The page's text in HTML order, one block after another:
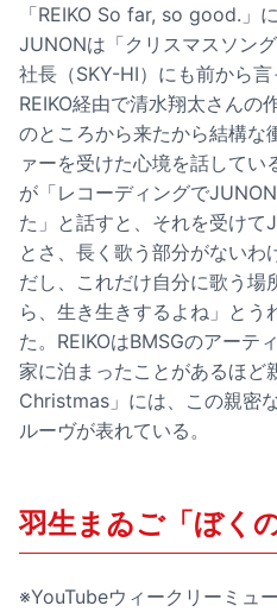
「REIKO So far, so good.」
JUNONは「クリスマスソン
社長（SKY-HI）にも前から言
REIKO経由で清水翔太さんの
のところから来たから結構な
ァーを受けた心境を話してい
が「レコーディングで
た」と話すと、それを受けて
とさ、長く歌う部分がないわ
だし、これだけ自分に歌う場
ら、生き生きするよね」とう
た。REIKOはBMSGのアーテ
家に泊まったことがあるほど
Christmas」には、この親密
ルーヴが表れている。
羽生まゐご「ぼく
※YouTubeウィークリーミュ